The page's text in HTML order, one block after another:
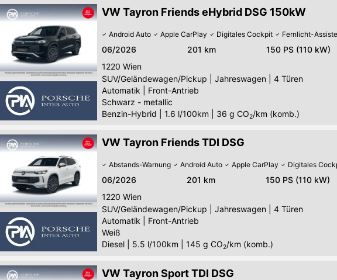
VW Tayron Friends eHybrid DSG 150kW
Android Auto Apple CarPlay Digitales Cockpit Fernlicht-
06/2026 201 km 150 PS (110 kW)
1220 Wien
SUV/Geländewagen/Pickup
Jahreswagen
4 Türen
Automatik
Front-Antrieb
Schwarz - metallic
Benzin-Hybrid
1.6 l/100km 36 g CO2/km (komb.)
VW Tayron Friends TDI DSG
Abstands-Warnung Android Auto Apple CarPlay Digitales
06/2026 201 km 150 PS (110 kW)
1220 Wien
SUV/Geländewagen/Pickup
Jahreswagen
4 Türen
Automatik
Front-Antrieb
Weiß
Diesel
5.5 l/100km 145 g CO2/km (komb.)
VW Tayron Sport TDI DSG